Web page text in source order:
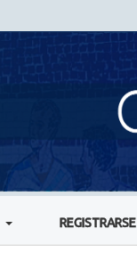
REGISTRARSE